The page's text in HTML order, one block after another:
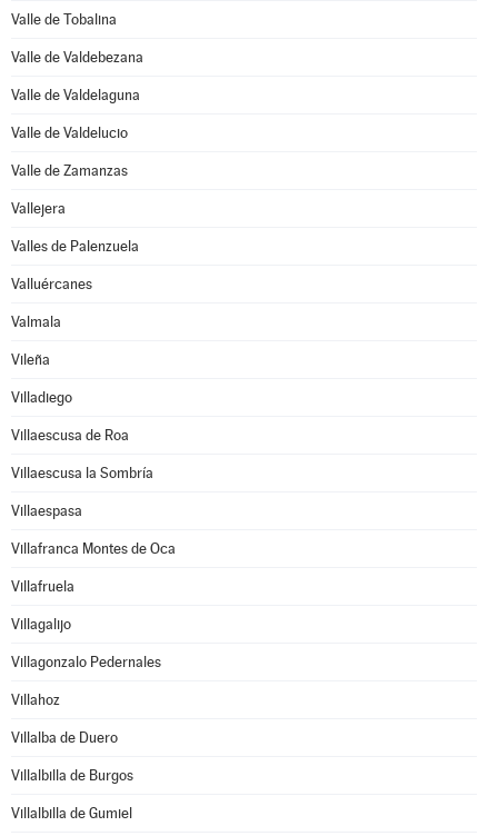
Valle de Tobalina
Valle de Valdebezana
Valle de Valdelaguna
Valle de Valdelucio
Valle de Zamanzas
Vallejera
Valles de Palenzuela
Valluércanes
Valmala
Vileña
Villadiego
Villaescusa de Roa
Villaescusa la Sombría
Villaespasa
Villafranca Montes de Oca
Villafruela
Villagalijo
Villagonzalo Pedernales
Villahoz
Villalba de Duero
Villalbilla de Burgos
Villalbilla de Gumiel